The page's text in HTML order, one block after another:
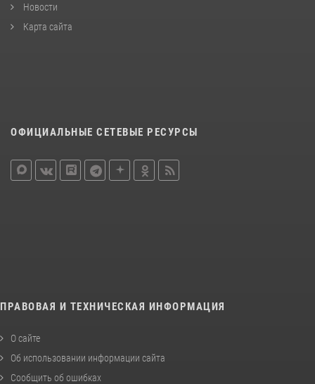
Новости
Карта сайта
ОФИЦИАЛЬНЫЕ СЕТЕВЫЕ РЕСУРСЫ
ПРАВОВАЯ И ТЕХНИЧЕСКАЯ ИНФОРМАЦИЯ
О сайте
Об использовании информации сайта
Сообщить об ошибках